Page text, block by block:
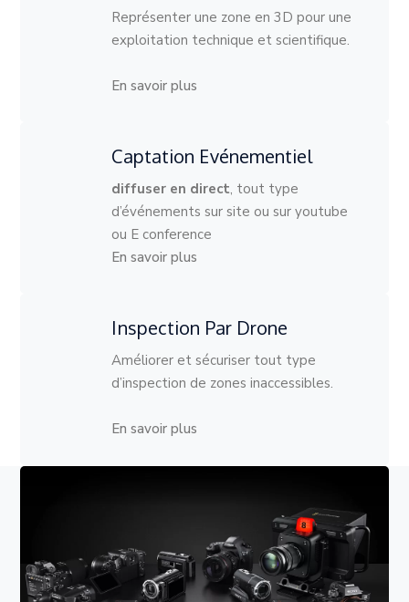
Représenter une zone en 3D pour une
exploitation technique et scientifique.
En savoir plus
Captation Evénementiel
diffuser en direct, tout type
d’événements sur site ou sur youtube
ou E conference
En savoir plus
Inspection Par Drone
Améliorer et sécuriser tout type
d’inspection de zones inaccessibles.
En savoir plus